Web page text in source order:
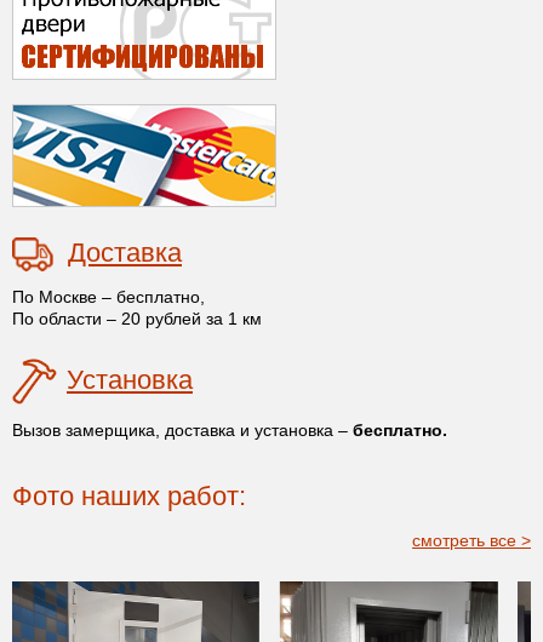
Доставка
По Москве – бесплатно,
По области – 20 рублей за 1 км
Установка
Вызов замерщика, доставка и установка – бесплатно.
Фото наших работ:
смотреть все >